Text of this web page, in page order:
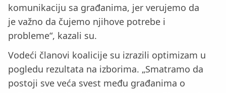
komunikaciju sa građanima, jer verujemo da
je važno da čujemo njihove potrebe i
probleme“, kazali su.
Vodeći članovi koalicije su izrazili optimizam u
pogledu rezultata na izborima. „Smatramo da
postoji sve veća svest među građanima o